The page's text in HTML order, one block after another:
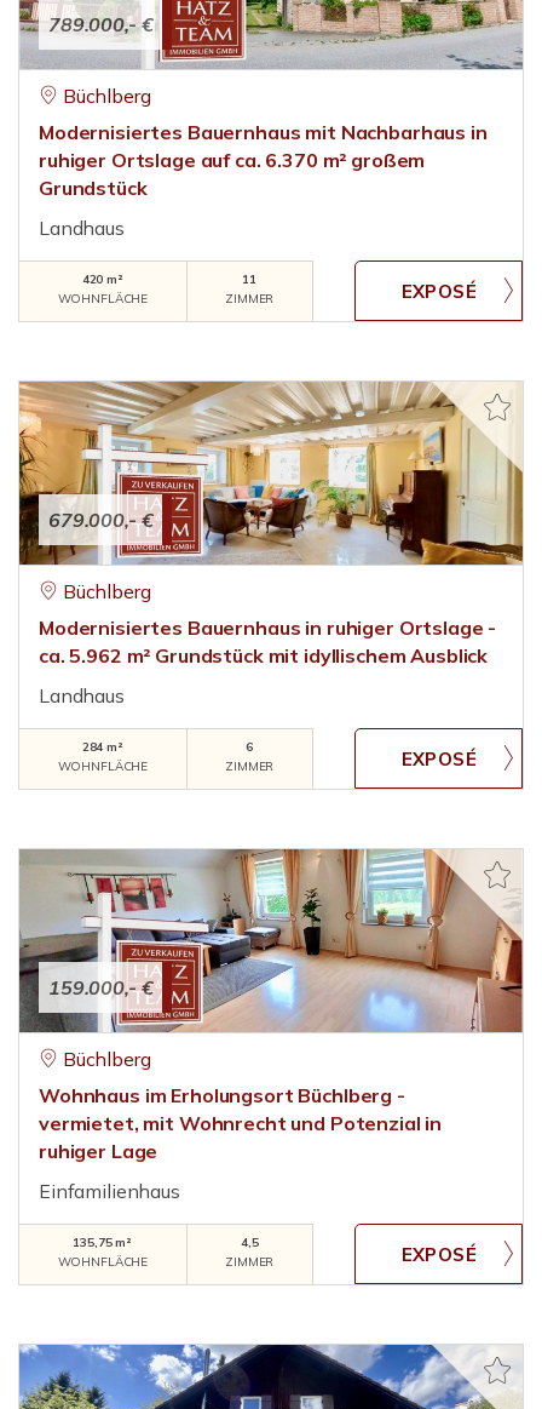
789.000,- €
Büchlberg
Modernisiertes Bauernhaus mit Nachbarhaus in
ruhiger Ortslage auf ca. 6.370 m² großem
Grundstück
Landhaus
420 m²
WOHNFLÄCHE
11
ZIMMER
679.000,- €
Büchlberg
Modernisiertes Bauernhaus in ruhiger Ortslage -
ca. 5.962 m² Grundstück mit idyllischem Ausblick
Landhaus
284 m²
WOHNFLÄCHE
6
ZIMMER
159.000,- €
Büchlberg
Wohnhaus im Erholungsort Büchlberg -
vermietet, mit Wohnrecht und Potenzial in
ruhiger Lage
Einfamilienhaus
135,75 m²
WOHNFLÄCHE
4,5
ZIMMER